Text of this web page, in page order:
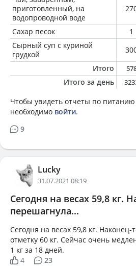
приготовленный, на
водопроводной воде
Сахар песок 1
Сырный суп с куриной
грудкой
Итого
Итого за день
Чтобы увидеть отчеты по питанию
необходимо войти.
9
Lucky
31.07.2021 08:19
Сегодня на весах 59,8 кг.
перешагнула...
Сегодня на весах 59,8 кг. Наконец-
отметку 60 кг. Сейчас очень
1 кг за 18 дней.
4
23